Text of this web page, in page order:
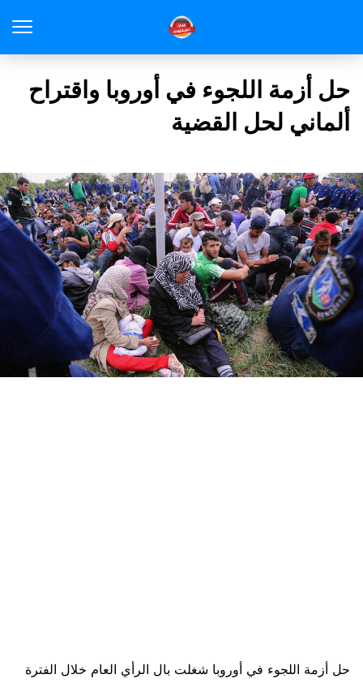
حل أزمة اللجوء في أوروبا واقتراح
ألماني لحل القضية
حل أزمة اللجوء في أوروبا شغلت بال الرأي العام خلال الفترة